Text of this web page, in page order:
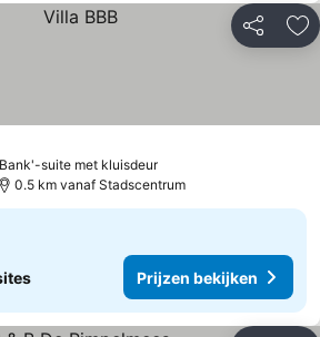
Delen
suite met kluisdeur
0.5 km vanaf Stadscentrum
Prijzen bekijken